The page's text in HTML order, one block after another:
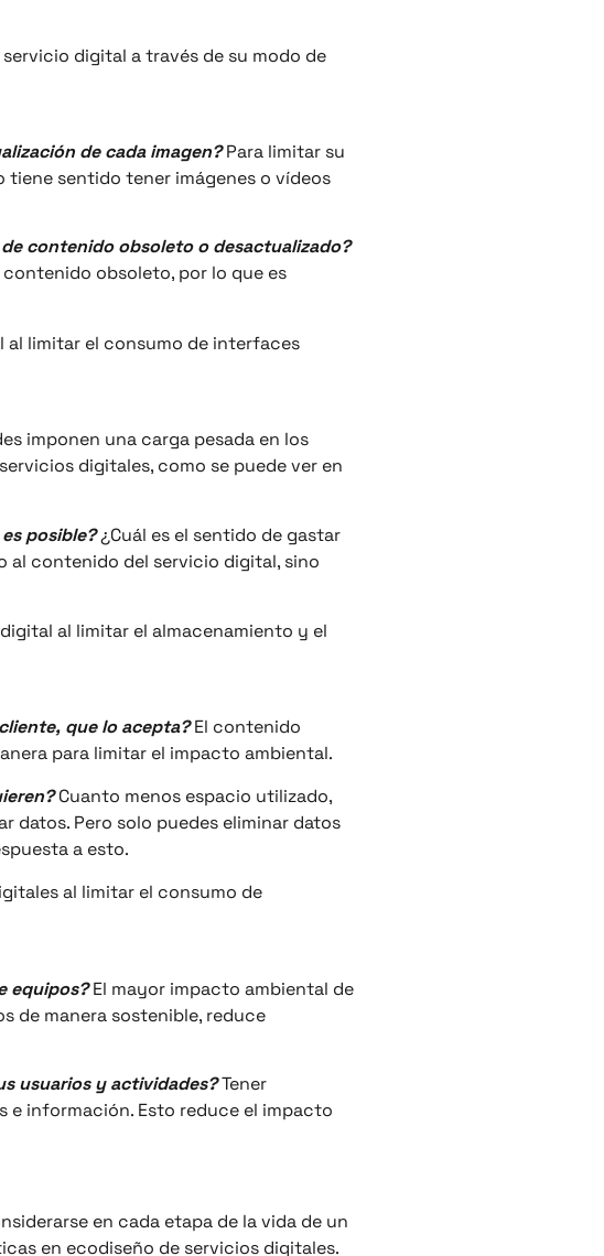
digital a través de su modo de
de cada imagen?Para limitar su
sentido tener imágenes o vídeos
contenido obsoleto o desactualizado?
obsoleto, por lo que es
limitar el consumo de interfaces
imponen una carga pesada en los
digitales, como se puede ver en
posible?¿Cuál es el sentido de gastar
al contenido del servicio digital, sino
al limitar el almacenamiento y el
que lo acepta?El contenido
para limitar el impacto ambiental.
Cuanto menos espacio utilizado,
datos. Pero solo puedes eliminar datos
a esto.
al limitar el consumo de
equipos?El mayor impacto ambiental de
de manera sostenible, reduce
usuarios y actividades?Tener
e información. Esto reduce el impacto
en cada etapa de la vida de un
en ecodiseño de servicios digitales.